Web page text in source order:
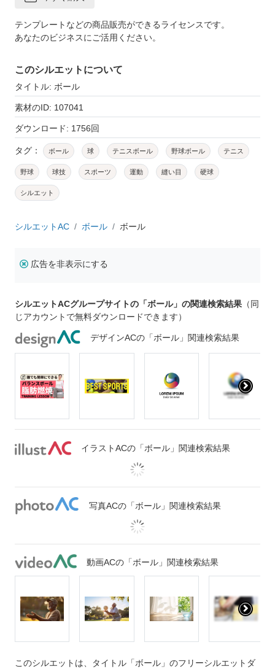
テンプレートなどの商品販売ができるライセンスです。
あなたのビジネスにご活用ください。
このシルエットについて
タイトル: ボール
素材のID: 107041
ダウンロード: 1756回
タグ： ボール 球 テニスボール 野球ボール テニス
野球 球技 スポーツ 運動 縫い目 硬球
シルエット
シルエットAC ボール ボール
広告を非表示にする
シルエットACグループサイトの「ボール」の関連検索結果 （同
じアカウントで無料ダウンロードできます）
デザインACの「ボール」関連検索結果
イラストACの「ボール」関連検索結果
写真ACの「ボール」関連検索結果
動画ACの「ボール」関連検索結果
このシルエットは、タイトル「ボール」のフリーシルエットダ